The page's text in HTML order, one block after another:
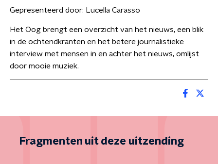
Gepresenteerd door: Lucella Carasso
Het Oog brengt een overzicht van het nieuws, een blik
in de ochtendkranten en het betere journalistieke
interview met mensen in en achter het nieuws, omlijst
door mooie muziek.
Fragmenten uit deze uitzending